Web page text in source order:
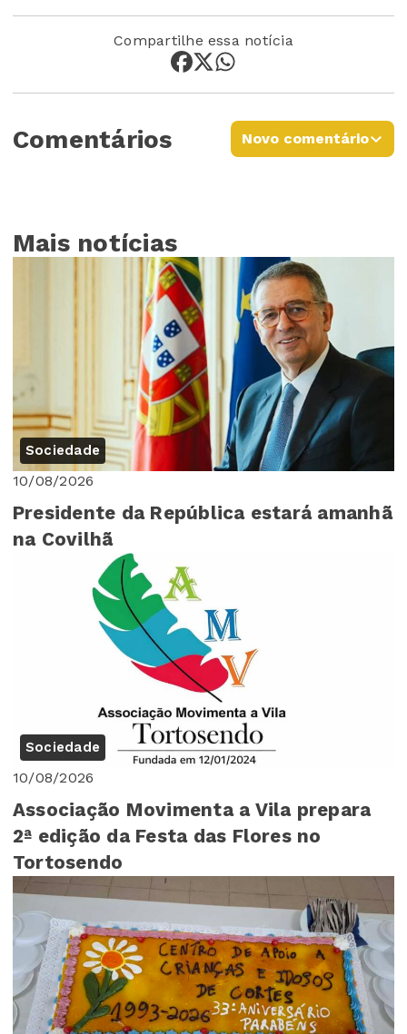
Compartilhe essa notícia
Comentários Novo comentário
Mais notícias
Sociedade
10/08/2026
Presidente da República estará amanhã
na Covilhã
Sociedade
10/08/2026
Associação Movimenta a Vila prepara
2ª edição da Festa das Flores no
Tortosendo